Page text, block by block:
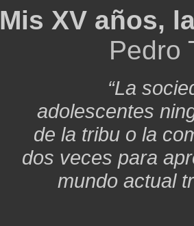
Mis XV años,
Pedro
“La
adolescentes
de la tribu o la
dos veces para
mundo actual